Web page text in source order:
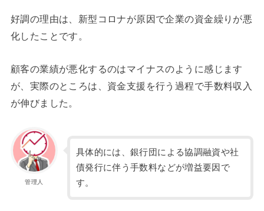
好調の理由は、新型コロナが原因で企業の資金繰りが悪
化したことです。
顧客の業績が悪化するのはマイナスのように感じます
が、実際のところは、資金支援を行う過程で手数料収入
が伸びました。
管理人
具体的には、銀行団による協調融資や社
債発行に伴う手数料などが増益要因で
す。